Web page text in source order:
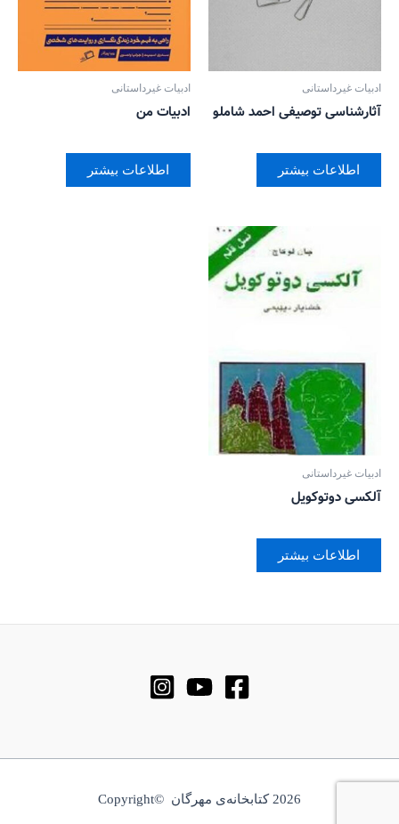
ادبیات غیرداستانی
آثارشناسی توصیفی احمد شاملو
اطلاعات بیشتر
ادبیات غیرداستانی
ادبیات من
اطلاعات بیشتر
ادبیات غیرداستانی
آلکسی دوتوکویل
اطلاعات بیشتر
2026 کتابخانه‌ی مهرگان ©Copyright